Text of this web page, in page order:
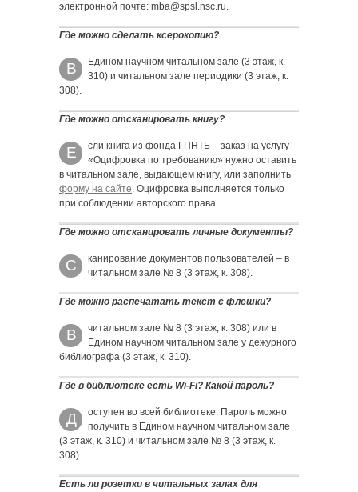
электронной почте: mba@spsl.nsc.ru.
Где можно сделать ксерокопию?
В
Едином научном читальном зале (3 этаж, к.
310) и читальном зале периодики (3 этаж, к.
308).
Где можно отсканировать книгу?
Е
сли книга из фонда ГПНТБ – заказ на услугу
«Оцифровка по требованию» нужно оставить
в читальном зале, выдающем книгу, или заполнить
форму на сайте. Оцифровка выполняется только
при соблюдении авторского права.
Где можно отсканировать личные документы?
С
канирование документов пользователей – в
читальном зале № 8 (3 этаж, к. 308).
Где можно распечатать текст с флешки?
В
читальном зале № 8 (3 этаж, к. 308) или в
Едином научном читальном зале у дежурного
библиографа (3 этаж, к. 310).
Где в библиотеке есть Wi-Fi? Какой пароль?
Д
оступен во всей библиотеке. Пароль можно
получить в Едином научном читальном зале
(3 этаж, к. 310) и читальном зале № 8 (3 этаж, к.
308).
Есть ли розетки в читальных залах для